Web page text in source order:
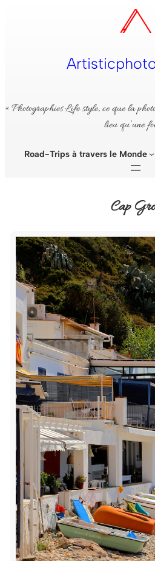
« Photographies Life style, ce que la
lieu qu’une
Road-Trips à travers le Monde
Cap